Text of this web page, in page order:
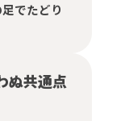
でたどり
ぬ共通点